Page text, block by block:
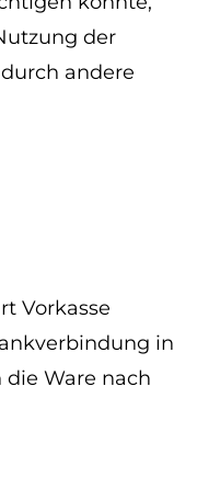
der
andere
Vorkasse
in
Ware nach